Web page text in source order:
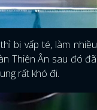
bị vấp té, làm nhiều
Thiên Ân sau đó đã
rất khó đi.